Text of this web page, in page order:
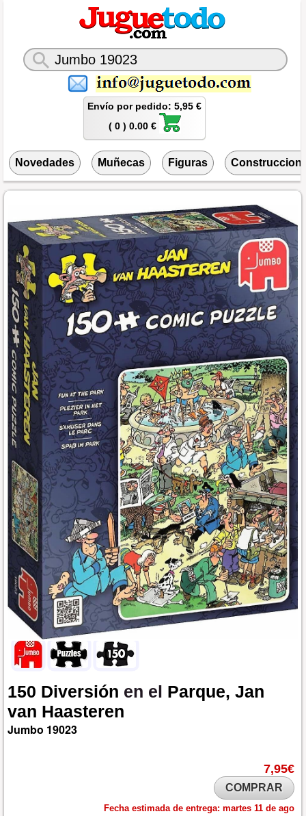
Envío por pedido: 5,95 €
( 0 ) 0.00 €
Novedades Muñecas Figuras
150 Diversión en el Parque, Jan
van Haasteren
Jumbo 19023
7,95€
COMPRAR
Fecha estimada de entrega: martes 11 de ago